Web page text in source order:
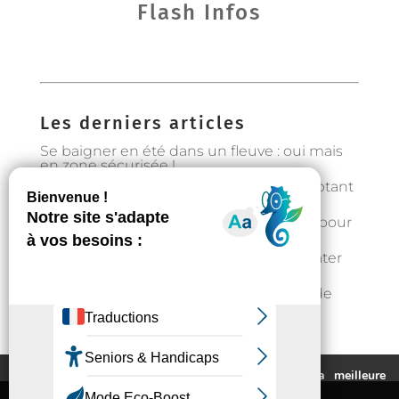
Flash Infos
Les derniers articles
Se baigner en été dans un fleuve : oui mais
en zone sécurisée !
Préservons la forêt en Occitanie en adoptant
les bons gestes
Gestion de l’eau : état d’alerte hydrique pour
les particuliers à partir du 1er août
Fortes chaleurs : rester au frais et s’hydrater
📣Enquête pour étudier l’implantation de
casier distributeurs de produits locaux à
Auzeville : votre avis nous intéresse !
Ce site utilise des cookies pour vous fournir la meilleure
expérience de navigation possible.